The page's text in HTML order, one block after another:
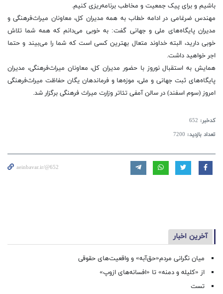
باشیم و برای پیک جمعیت و مخاطب برنامه‌ریزی کنیم.
مهندس ضرغامی در ادامه خطاب به همه مدیران کل، معاونان میراث‌فرهنگی و
مدیران پایگاه‌های ملی و جهانی گفت: به خوبی می‌دانم که همه شما تلاش
خوبی دارید، البته خداوند متعال بهترین کسی است که شما را می‌بیند و حتما
اجر خواهید داشت.
همایش به استقبال نوروز با حضور مدیران کل، معاونان میراث‌فرهنگی، مدیران
پایگاه‌های ثبت جهانی و ملی، موزه‌ها و فرماندهان یگان حفاظت میراث‌فرهنگی
امروز (سوم اسفند) در سالن آمفی تئاتر وزارت میراث فرهنگی برگزار شد.
کدخبر: 652
تعداد بازدید: 7200
aeinbavar.ir/@652
آخرین اخبار
میان نگرانی مردم«حق‌آبه» و واقعیت‌های حقوقی
از «کلیله و دمنه» تا «افسانه‌های ازوپ»
تست